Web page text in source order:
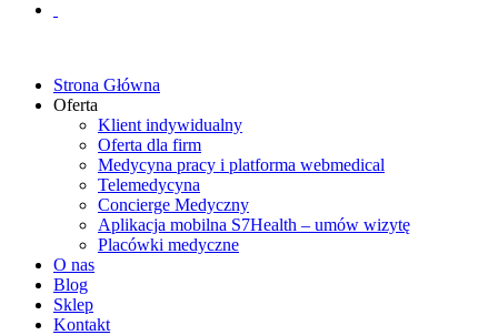
Strona Główna
Oferta
Klient indywidualny
Oferta dla firm
Medycyna pracy i platforma webmedical
Telemedycyna
Concierge Medyczny
Aplikacja mobilna S7Health – umów wizytę
Placówki medyczne
O nas
Blog
Sklep
Kontakt